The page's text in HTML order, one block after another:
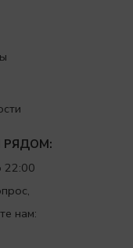
22:00
нам: